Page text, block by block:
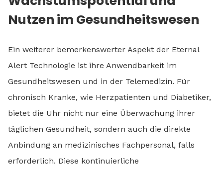
Nutzen im Gesundheitswesen
Ein weiterer bemerkenswerter Aspekt der Eternal
Alert Technologie ist ihre Anwendbarkeit im
Gesundheitswesen und in der Telemedizin. Für
chronisch Kranke, wie Herzpatienten und Diabetiker,
bietet die Uhr nicht nur eine Überwachung ihrer
täglichen Gesundheit, sondern auch die direkte
Anbindung an medizinisches Fachpersonal, falls
erforderlich. Diese kontinuierliche